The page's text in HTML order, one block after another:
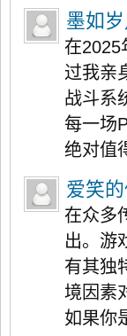
墨如
在2025
过我亲
战斗系
每一场
绝对值
爱笑
在众多
出。游
有其独
境因素
如果你